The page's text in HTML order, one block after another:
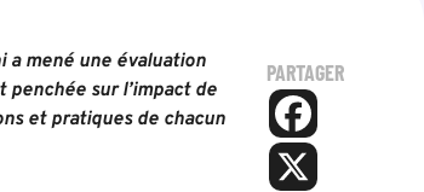
a mené une évaluation
penchée sur l’impact de
et pratiques de chacun
PARTAGER